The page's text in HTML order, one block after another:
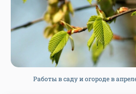
Работы в саду и огороде в